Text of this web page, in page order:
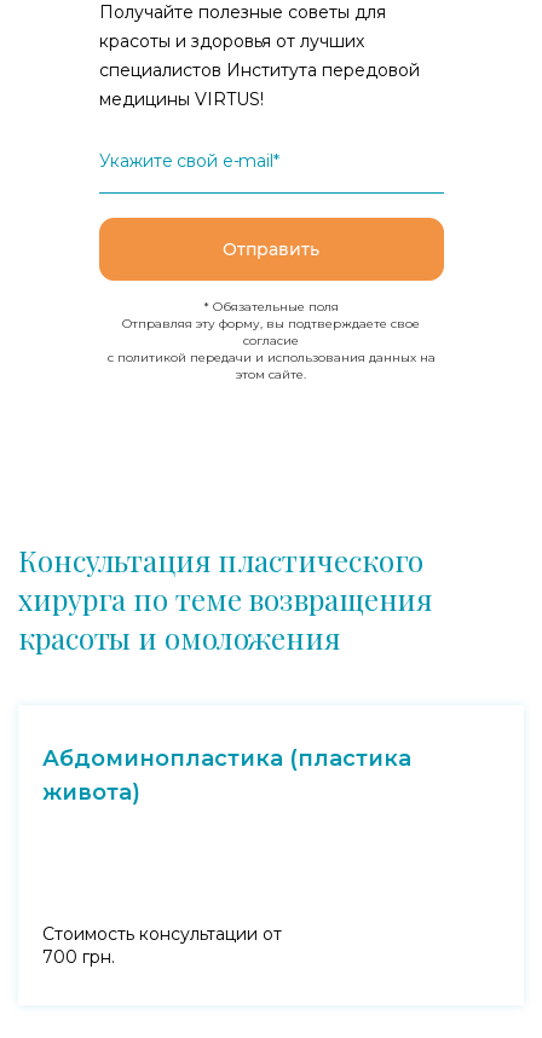
Получайте полезные советы для
красоты и здоровья от лучших
специалистов Института передовой
медицины VIRTUS!
Укажите свой e-mail*
Отправить
* Обязательные поля
Отправляя эту форму, вы подтверждаете свое
согласие
с политикой передачи и использования данных на
этом сайте.
Консультация пластического
хирурга по теме возвращения
красоты и омоложения
Абдоминопластика (пластика
живота)
Стоимость консультации от
700 грн.